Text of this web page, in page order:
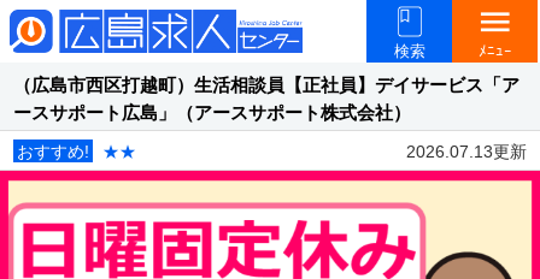
検索
menu
ﾒﾆｭｰ
（広島市西区打越町）生活相談員【正社員】デイサービス「ア
ースサポート広島」（アースサポート株式会社）
おすすめ! ★★ 2026.07.13更新